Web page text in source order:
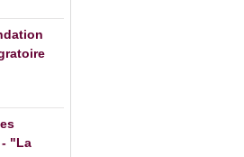
- "La